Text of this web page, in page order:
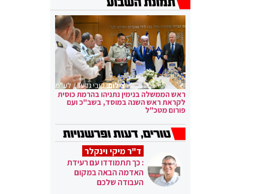
צילום:קובי גדעון / לע"מ
ראש הממשלה בנימין נתניהו בהרמת כוסית
לקראת ראש השנה במוסד, בשב"כ ועם
פורום מטכ"ל
ד"ר מיקי וינקלר
: כך תתמודדו עם רעידת
האדמה הבאה במקום
העבודה שלכם